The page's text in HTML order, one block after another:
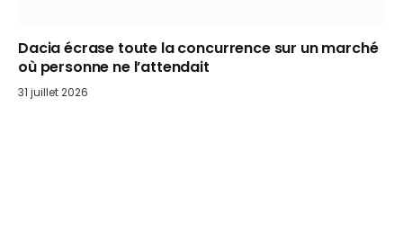
Dacia écrase toute la concurrence sur un marché
où personne ne l’attendait
31 juillet 2026